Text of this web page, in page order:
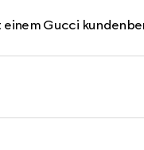
Gucci